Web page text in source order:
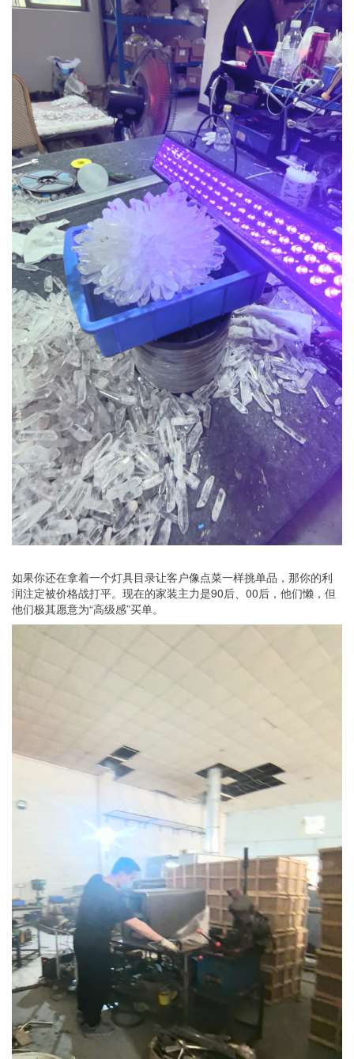
如果你还在拿着一个灯具目录让客户像点菜一样挑单品，那你的利
润注定被价格战打平。现在的家装主力是90后、00后，他们懒，但
他们极其愿意为“高级感”买单。